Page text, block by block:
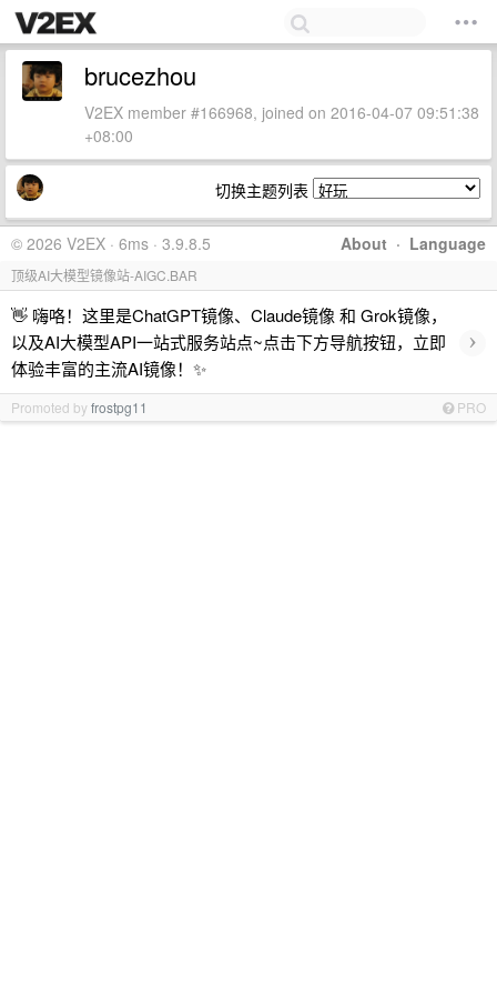
brucezhou
V2EX member #166968, joined on 2016-04-07 09:51:38
+08:00
切换主题列表
About · Language
© 2026 V2EX · 6ms · 3.9.8.5
顶级AI大模型镜像站-AIGC.BAR
👋 嗨咯！这里是ChatGPT镜像、Claude镜像 和 Grok镜像，
以及AI大模型API一站式服务站点~点击下方导航按钮，立即
体验丰富的主流AI镜像！✨
›
Promoted byfrostpg11 PRO